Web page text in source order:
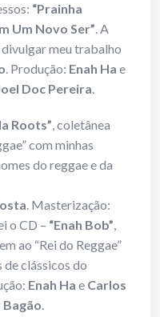
“Prainha
Um Novo Ser”. A
meu trabalho
. Produção: Enah Ha e
Doc Pereira.
Roots”, coletânea
com minhas
do reggae e da
. Masterização:
o CD – “Enah Bob”,
ao “Rei do Reggae”
de clássicos do
Enah Ha e Carlos
.